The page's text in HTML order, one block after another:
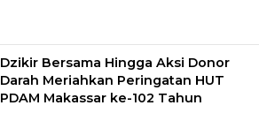
Dzikir Bersama Hingga Aksi Donor
Darah Meriahkan Peringatan HUT
PDAM Makassar ke-102 Tahun